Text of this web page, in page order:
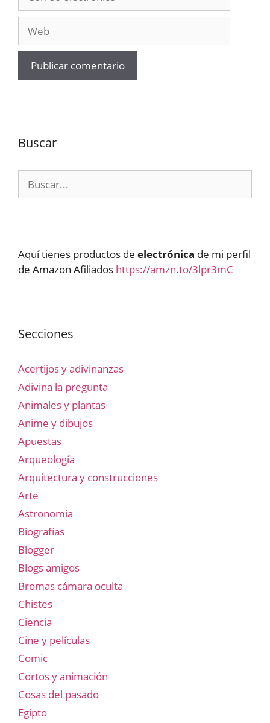
electrónico
Buscar
Aquí tienes productos de electrónica de mi perfil
de Amazon Afiliados https://amzn.to/3lpr3mC
Secciones
Acertijos y adivinanzas
Adivina la pregunta
Animales y plantas
Anime y dibujos
Apuestas
Arqueología
Arquitectura y construcciones
Arte
Astronomía
Biografías
Blogger
Blogs amigos
Bromas cámara oculta
Chistes
Ciencia
Cine y películas
Comic
Cortos y animación
Cosas del pasado
Egipto